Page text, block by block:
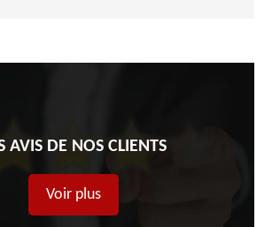
AVIS DE NOS CLIENTS
Voir plus